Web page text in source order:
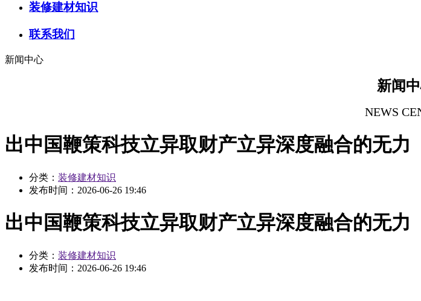
装修建材知识
联系我们
新闻中心
新闻
NEWS
出中国鞭策科技立异取财产立异深度融合的无力
分类： 装修建材知识
发布时间： 2026-06-26 19:46
出中国鞭策科技立异取财产立异深度融合的无力
分类： 装修建材知识
发布时间： 2026-06-26 19:46